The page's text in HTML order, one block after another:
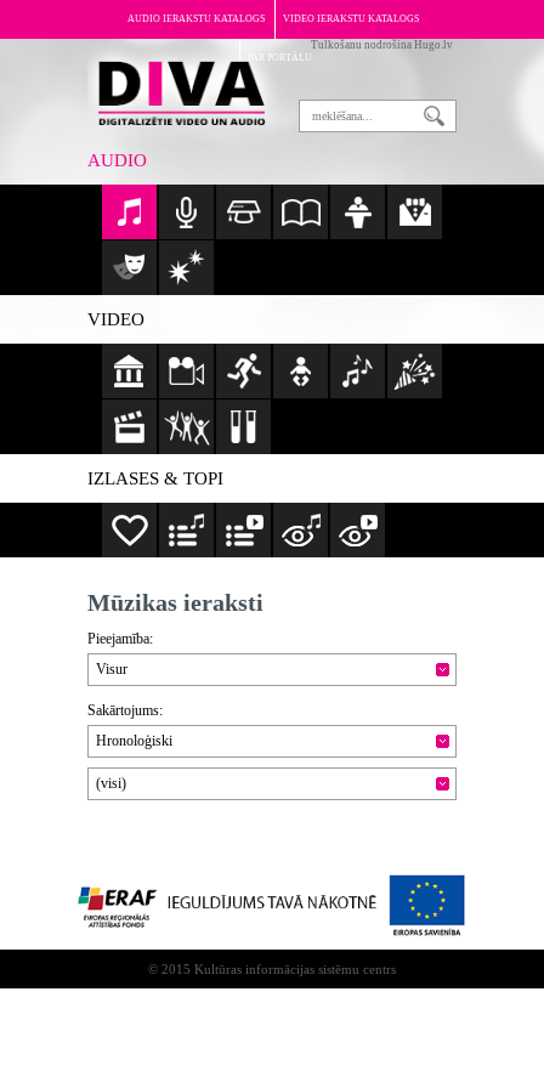
AUDIO IERAKSTU KATALOGS VIDEO IERAKSTU KATALOGS
PAR PORTĀLU
Tulkošanu nodrošina Hugo.lv
AUDIO
VIDEO
IZLASES & TOPI
Mūzikas ieraksti
Pieejamība:
Visur
Sakārtojums:
Hronoloģiski
(visi)
© 2015 Kultūras informācijas sistēmu centrs